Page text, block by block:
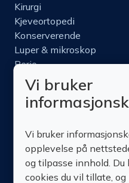
Kirurgi
Kjeveortopedi
Konserverende
Luper & mikroskop
Perio
Protetikk
Roterende
Nettbutikk
Kurs
Om oss
Kontakt oss
Vi bruker
Vi bruker
opplevelse på
og tilpasse innhold.
cookies du vil tillate,